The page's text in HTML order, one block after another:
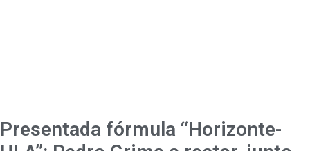
Presentada fórmula “Horizonte-